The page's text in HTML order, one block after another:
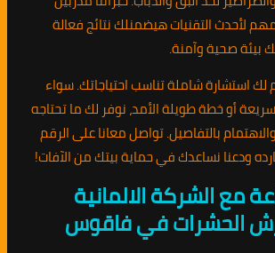
لأحدث التقنيات هيضمنلك نتائج فعالة
بيئة صحية وآمنة.
لك استشارة شاملة تناسب احتياجاتك. سواء
أو خطة طويلة الأمد، نوفر لك ما تحتاجه
بالتفاصيل. تواصل معانا على الرقم
24 ساعة مع الشركة الالمانية
الحشرات في فاقوس